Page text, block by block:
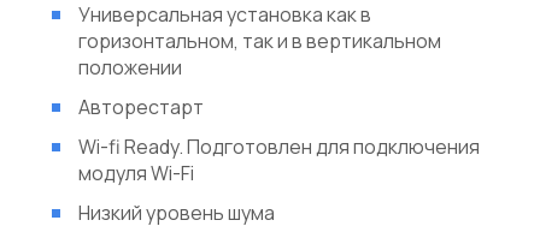
Универсальная установка как в
горизонтальном, так и в вертикальном
положении
Авторестарт
Wi-fi Ready. Подготовлен для подключения
модуля Wi-Fi
Низкий уровень шума